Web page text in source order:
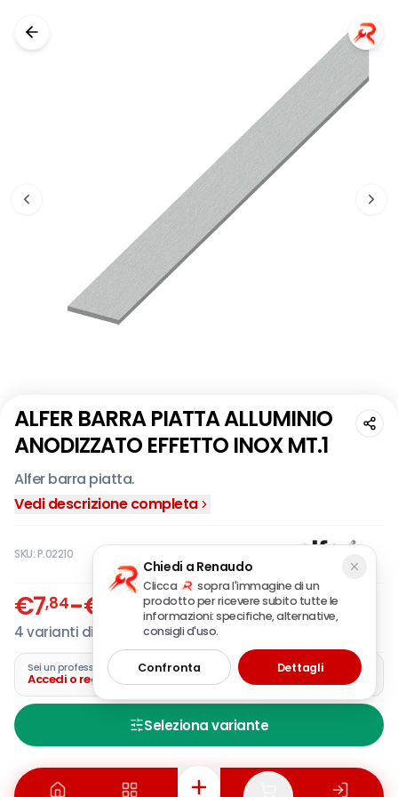
ALFER BARRA PIATTA ALLUMINIO
ANODIZZATO EFFETTO INOX MT.1
Alfer barra piatta.
Vedi descrizione completa
SKU:P.02210
€7,84-€ IVA incl.
4varianti disponibili
Sei un professionista?
Accedi o registra la tua azienda
Seleziona variante
Chiedi a Renaudo
Clicca
sopra l'immagine di un
prodotto per ricevere subito tutte le
informazioni: specifiche, alternative,
consigli d'uso.
Confronta Dettagli